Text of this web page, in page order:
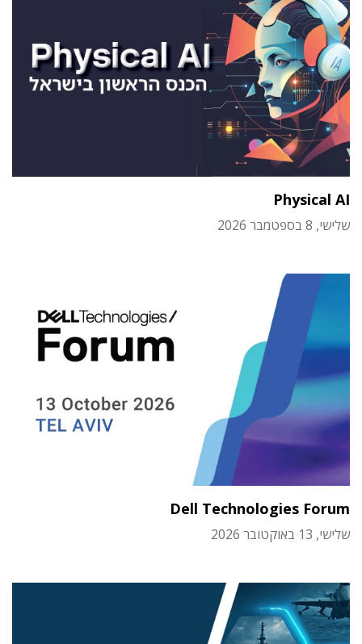
Physical AI
שלישי, 8 בספטמבר 2026
Dell Technologies Forum
שלישי, 13 באוקטובר 2026